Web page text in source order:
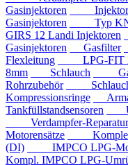
Gasinjektoren
Gasinjektoren
Typ KN8
GIRS 12 Landi Injektoren
Gasinjektoren
Gasfilter
Flexleitung
LPG-FIT
8mm
Schlauch
Rohrzubehör
Kompressionsringe
Tankfüllstandsensoren
Verdampfer-
Motorensätze
Komplette
(DI)
IMPCO LPG-
Kompl. IMPCO LPG-